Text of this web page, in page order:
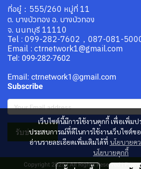
เว็บไซต์นี้มีการใช้งานคุกกี้ เพื่อเพิ่ม
ประสบการณ์ที่ดีในการใช้งานเว็บไซต์ข
อ่านรายละเอียดเพิ่มเติมได้ที่ นโยบายค
นโยบายคุกกี้
ที่อยู๋：555/260 หมู่ที่ 11
ต. บางบัวทอง อ. บางบัวทอง
จ. นนทบุรี 11110
Tel : 099-282-7602，087-081-
Email : ctrnetwork1@gmail.com
Tel: 099-282-7602
Email: ctrnetwork1@gmail.com
Subscribe
รับข่าวสาร
Copyright 2025 | All Rights Reserved |